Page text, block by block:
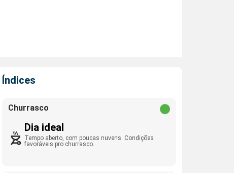
Índices
Churrasco
Dia ideal
Tempo aberto, com poucas nuvens. Condições
favoráveis pro churrasco.